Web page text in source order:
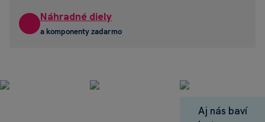
Náhradné diely
a komponenty zadarmo
Aj nás baví